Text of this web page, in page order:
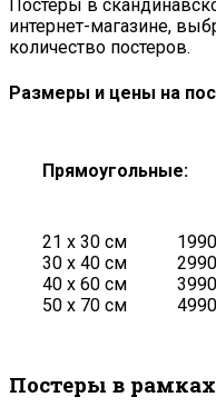
Постеры в
интернет-магазине,
количество постеров.
Размеры и цены на
Прямоугольные:
21 х 30 см
30 х 40 см
40 х 60 см
50 х 70 см
Постеры в